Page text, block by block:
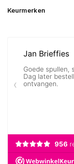
Keurmerken